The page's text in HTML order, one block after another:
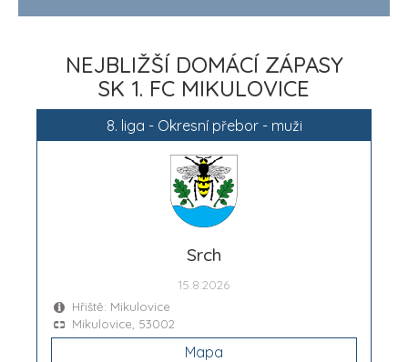
NEJBLIŽŠÍ DOMÁCÍ ZÁPASY
SK 1. FC MIKULOVICE
8. liga - Okresní přebor - muži
Srch
15.8.2026
Hřiště: Mikulovice
Mikulovice, 53002
Mapa